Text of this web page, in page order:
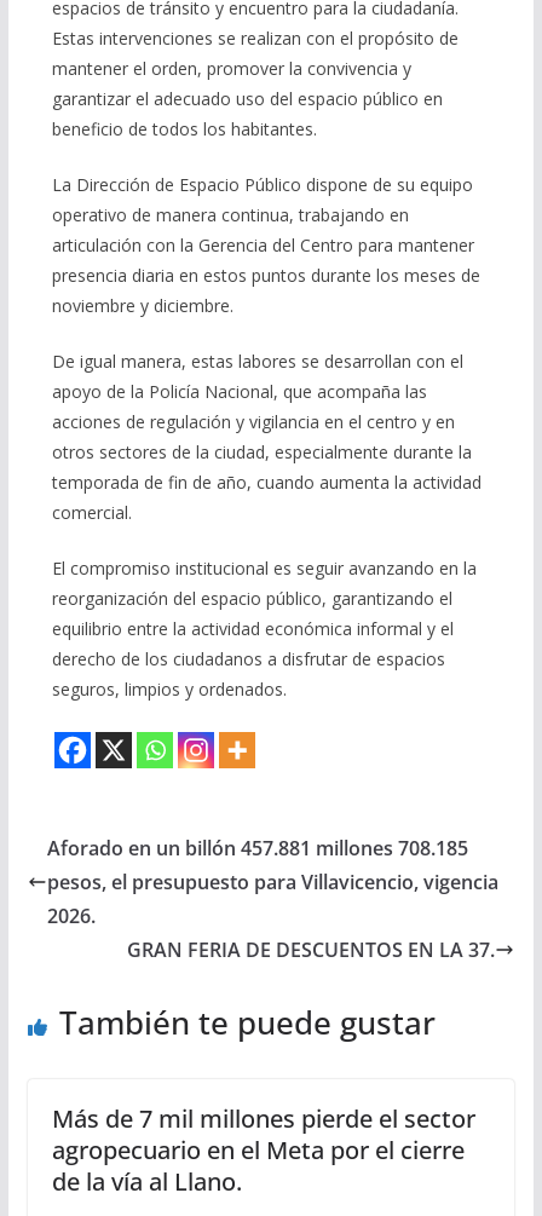
espacios de tránsito y encuentro para la ciudadanía.
Estas intervenciones se realizan con el propósito de
mantener el orden, promover la convivencia y
garantizar el adecuado uso del espacio público en
beneficio de todos los habitantes.
La Dirección de Espacio Público dispone de su equipo
operativo de manera continua, trabajando en
articulación con la Gerencia del Centro para mantener
presencia diaria en estos puntos durante los meses de
noviembre y diciembre.
De igual manera, estas labores se desarrollan con el
apoyo de la Policía Nacional, que acompaña las
acciones de regulación y vigilancia en el centro y en
otros sectores de la ciudad, especialmente durante la
temporada de fin de año, cuando aumenta la actividad
comercial.
El compromiso institucional es seguir avanzando en la
reorganización del espacio público, garantizando el
equilibrio entre la actividad económica informal y el
derecho de los ciudadanos a disfrutar de espacios
seguros, limpios y ordenados.
Aforado en un billón 457.881 millones 708.185
pesos, el presupuesto para Villavicencio, vigencia
2026.
GRAN FERIA DE DESCUENTOS EN LA 37.
También te puede gustar
Más de 7 mil millones pierde el sector
agropecuario en el Meta por el cierre
de la vía al Llano.